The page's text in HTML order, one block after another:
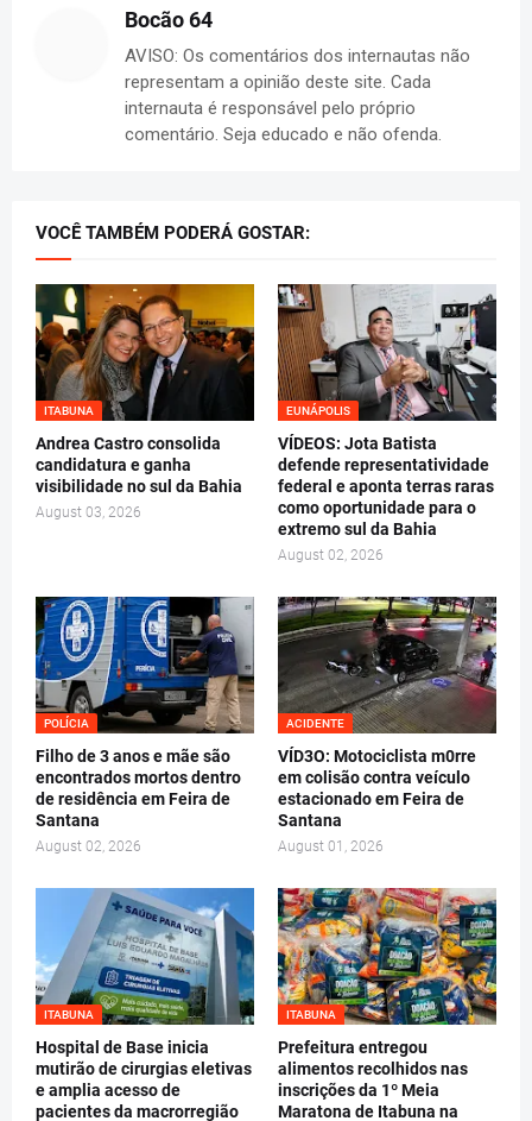
Bocão 64
AVISO: Os comentários dos internautas não
representam a opinião deste site. Cada
internauta é responsável pelo próprio
comentário. Seja educado e não ofenda.
VOCÊ TAMBÉM PODERÁ GOSTAR:
ITABUNA
Andrea Castro consolida
candidatura e ganha
visibilidade no sul da Bahia
August 03, 2026
EUNÁPOLIS
VÍDEOS: Jota Batista
defende representatividade
federal e aponta terras raras
como oportunidade para o
extremo sul da Bahia
August 02, 2026
POLÍCIA
Filho de 3 anos e mãe são
encontrados mortos dentro
de residência em Feira de
Santana
August 02, 2026
ACIDENTE
VÍD3O: Motociclista m0rre
em colisão contra veículo
estacionado em Feira de
Santana
August 01, 2026
ITABUNA
Hospital de Base inicia
mutirão de cirurgias eletivas
e amplia acesso de
pacientes da macrorregião
ITABUNA
Prefeitura entregou
alimentos recolhidos nas
inscrições da 1º Meia
Maratona de Itabuna na